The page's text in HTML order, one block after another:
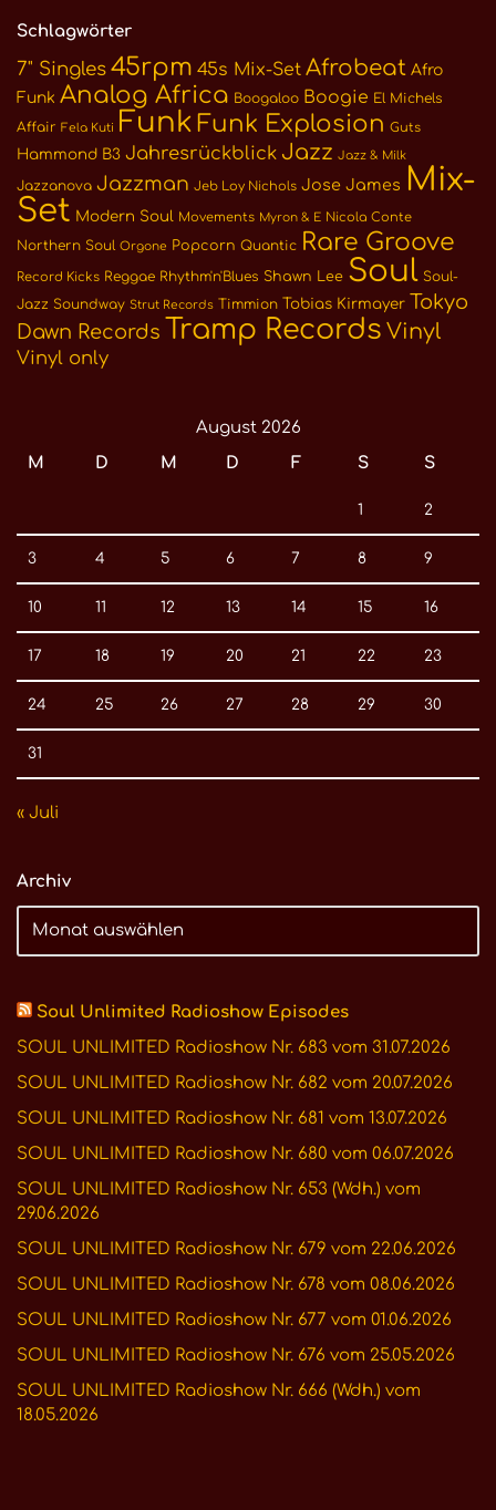
Schlagwörter
7" Singles 45rpm 45s Mix-Set Afrobeat Afro
Funk Analog Africa Boogaloo Boogie El Michels
Affair Fela Kuti Funk Funk Explosion Guts
Hammond B3 Jahresrückblick Jazz Jazz & Milk
Jazzanova Jazzman Jeb Loy Nichols Jose James Mix-
Set Modern Soul Movements Myron & E Nicola Conte
Northern Soul Orgone Popcorn Quantic Rare Groove
Record Kicks Reggae Rhythm'n'Blues Shawn Lee Soul Soul-
Jazz Soundway Strut Records Timmion Tobias Kirmayer Tokyo
Dawn Records Tramp Records Vinyl
Vinyl only
August 2026
M
D M D F S S
1 2
3 4 5 6 7 8 9
10 11 12 13 14 15 16
17 18 19 20 21 22 23
24 25 26 27 28 29 30
31
« Juli
Archiv
Soul Unlimited Radioshow Episodes
SOUL UNLIMITED Radioshow Nr. 683 vom 31.07.2026
SOUL UNLIMITED Radioshow Nr. 682 vom 20.07.2026
SOUL UNLIMITED Radioshow Nr. 681 vom 13.07.2026
SOUL UNLIMITED Radioshow Nr. 680 vom 06.07.2026
SOUL UNLIMITED Radioshow Nr. 653 (Wdh.) vom
29.06.2026
SOUL UNLIMITED Radioshow Nr. 679 vom 22.06.2026
SOUL UNLIMITED Radioshow Nr. 678 vom 08.06.2026
SOUL UNLIMITED Radioshow Nr. 677 vom 01.06.2026
SOUL UNLIMITED Radioshow Nr. 676 vom 25.05.2026
SOUL UNLIMITED Radioshow Nr. 666 (Wdh.) vom
18.05.2026